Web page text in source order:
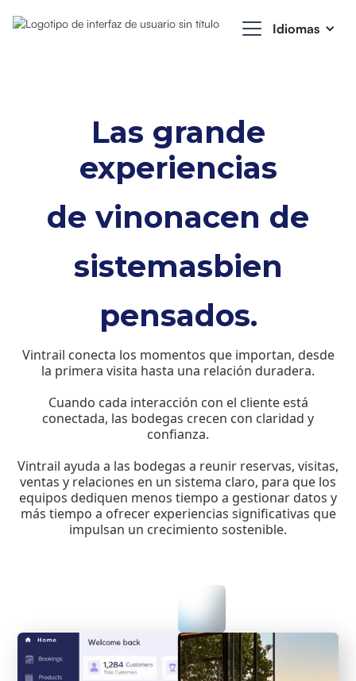
Idiomas
Las grande
experiencias
de vinonacen de
sistemasbien
pensados.
Vintrail conecta los momentos que importan, desde
la primera visita hasta una relación duradera.
Cuando cada interacción con el cliente está
conectada, las bodegas crecen con claridad y
confianza.
Vintrail ayuda a las bodegas a reunir reservas, visitas,
ventas y relaciones en un sistema claro, para que los
equipos dediquen menos tiempo a gestionar datos y
más tiempo a ofrecer experiencias significativas que
impulsan un crecimiento sostenible.